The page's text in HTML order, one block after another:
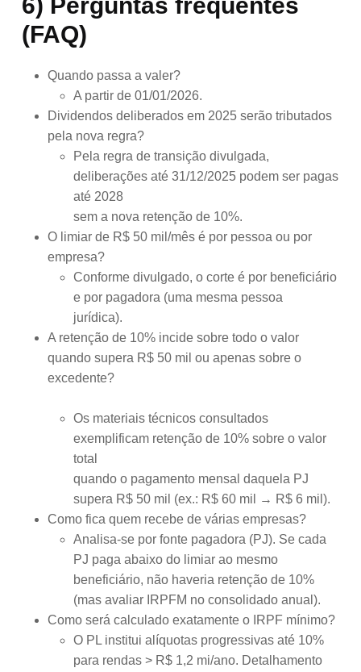
(FAQ)
Quando passa a valer?
A partir de 01/01/2026.
Dividendos deliberados em 2025 serão tributados
pela nova regra?
Pela regra de transição divulgada,
deliberações até 31/12/2025 podem ser pagas
até 2028
sem a nova retenção de 10%.
O limiar de R$ 50 mil/mês é por pessoa ou por
empresa?
Conforme divulgado, o corte é por beneficiário
e por pagadora (uma mesma pessoa
jurídica).
A retenção de 10% incide sobre todo o valor
quando supera R$ 50 mil ou apenas sobre o
excedente?
Os materiais técnicos consultados
exemplificam retenção de 10% sobre o valor
total
quando o pagamento mensal daquela PJ
supera R$ 50 mil (ex.: R$ 60 mil → R$ 6 mil).
Como fica quem recebe de várias empresas?
Analisa-se por fonte pagadora (PJ). Se cada
PJ paga abaixo do limiar ao mesmo
beneficiário, não haveria retenção de 10%
(mas avaliar IRPFM no consolidado anual).
Como será calculado exatamente o IRPF mínimo?
O PL institui alíquotas progressivas até 10%
para rendas > R$ 1,2 mi/ano. Detalhamento